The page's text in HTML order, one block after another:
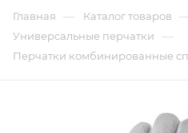
Главная — Каталог товаров
Универсальные перчатки —
Перчатки комбинированные